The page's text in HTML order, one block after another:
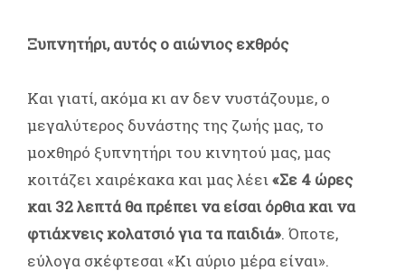
Ξυπνητήρι, αυτός ο αιώνιος εχθρός
Και γιατί, ακόμα κι αν δεν νυστάζουμε, ο
μεγαλύτερος δυνάστης της ζωής μας, το
μοχθηρό ξυπνητήρι του κινητού μας, μας
κοιτάζει χαιρέκακα και μας λέει«Σε 4 ώρες
και 32 λεπτά θα πρέπει να είσαι όρθια και να
φτιάχνεις κολατσιό για τα παιδιά». Όποτε,
εύλογα σκέφτεσαι «Κι αύριο μέρα είναι».